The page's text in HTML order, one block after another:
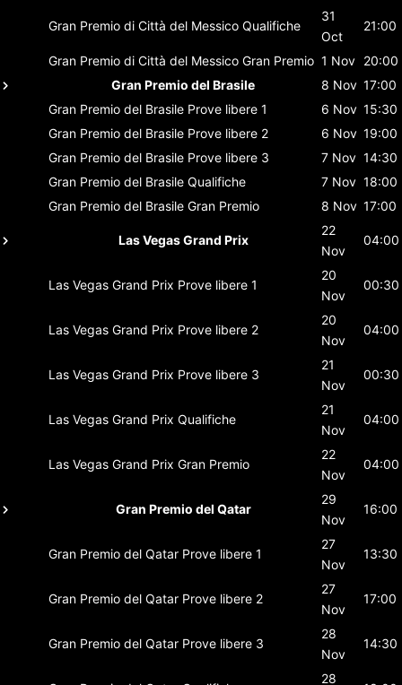
Gran Premio di Città del Messico Qualifiche
31
Oct
21:00
Gran Premio di Città del Messico Gran Premio 1 Nov 20:00
Gran Premio del Brasile
8 Nov 17:00
Gran Premio del Brasile Prove libere 1 6 Nov 15:30
Gran Premio del Brasile Prove libere 2 6 Nov 19:00
Gran Premio del Brasile Prove libere 3 7 Nov 14:30
Gran Premio del Brasile Qualifiche 7 Nov 18:00
Gran Premio del Brasile Gran Premio 8 Nov 17:00
Las Vegas Grand Prix
22
Nov
04:00
Las Vegas Grand Prix Prove libere 1
20
Nov
00:30
Las Vegas Grand Prix Prove libere 2
20
Nov
04:00
Las Vegas Grand Prix Prove libere 3
21
Nov
00:30
Las Vegas Grand Prix Qualifiche
21
Nov
04:00
Las Vegas Grand Prix Gran Premio
22
Nov
04:00
Gran Premio del Qatar
29
Nov
16:00
Gran Premio del Qatar Prove libere 1
27
Nov
13:30
Gran Premio del Qatar Prove libere 2
27
Nov
17:00
Gran Premio del Qatar Prove libere 3
28
Nov
14:30
28